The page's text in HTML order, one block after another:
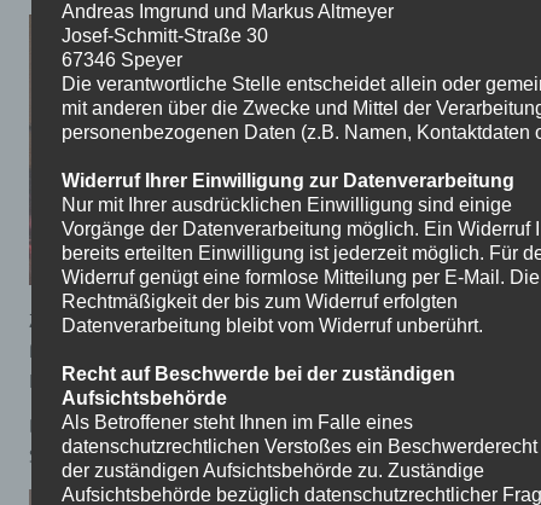
Zudem konnte man die positive Stimmung deutlich
fühlen, die die Schülerinnen und Schüler zu ihren
Lehrerinnen und Lehrern aufgebaut hatten.
Durch den mit eingebrachten Schulchor wurde die
Stimmung abgerundet.
Andreas Imgrund und Markus Altmeyer
Josef-Schmitt-Straße 30
67346 Speyer
Die verantwortliche Stelle entscheidet allein oder
mit anderen über die Zwecke und Mittel der
personenbezogenen Daten (z.B. Namen, Kontaktdaten
Widerruf Ihrer Einwilligung zur Datenverarbeitung
Nur mit Ihrer ausdrücklichen Einwilligung sind einige
Vorgänge der Datenverarbeitung möglich. Ein Widerruf
bereits erteilten Einwilligung ist jederzeit möglich. Für
Widerruf genügt eine formlose Mitteilung per E-Mail. Die
Rechtmäßigkeit der bis zum Widerruf erfolgten
Datenverarbeitung bleibt vom Widerruf unberührt.
Recht auf Beschwerde bei der zuständigen
Aufsichtsbehörde
Als Betroffener steht Ihnen im Falle eines
datenschutzrechtlichen Verstoßes ein
der zuständigen Aufsichtsbehörde zu. Zuständige
Aufsichtsbehörde bezüglich datenschutzrechtlicher